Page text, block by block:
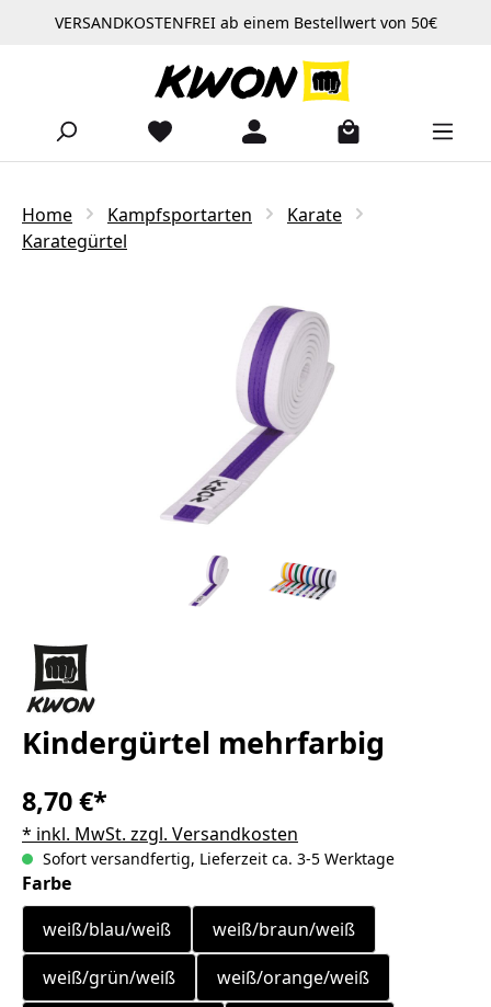
Zum Hauptinhalt springen
VERSANDKOSTENFREI ab einem Bestellwert von 50€
Home Kampfsportarten
Karate
Karategürtel
Kindergürtel mehrfarbig
8,70 €*
* inkl. MwSt. zzgl. Versandkosten
Sofort versandfertig, Lieferzeit ca. 3-5 Werktage
Farbeauswählen
weiß/blau/weiß
weiß/braun/weiß
weiß/grün/weiß
weiß/orange/weiß